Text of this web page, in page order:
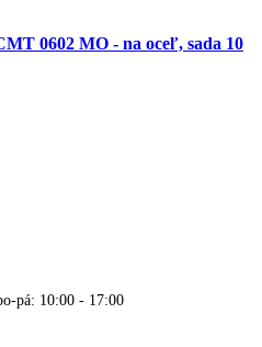
0602 MO - na oceľ, sada 10
pá: 10:00 - 17:00